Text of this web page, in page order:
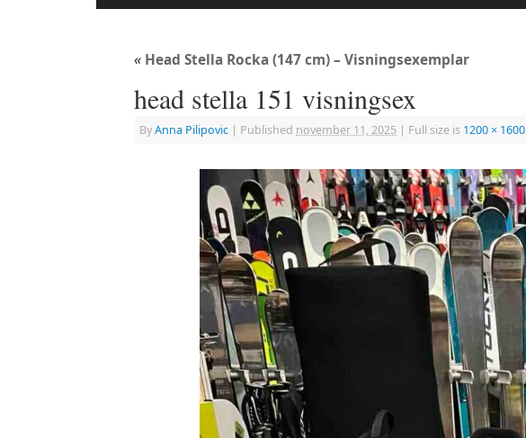
« Head Stella Rocka (147 cm) – Visningsexemplar
head stella 151 visningsex
ByAnna Pilipovic | Published november 11, 2025 | Full size is 1200 × 1600